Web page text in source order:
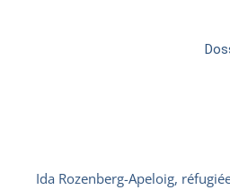
Ida Rozenberg-Apeloig,